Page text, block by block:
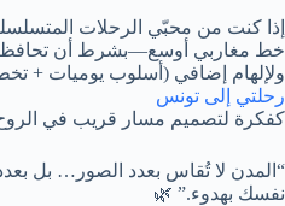
إذا كنت من محبّي الرحلات
خط مغاربي أوسع—بشرط أن تحافظ
ولإلهام إضافي (أسلوب يوميات +
رحلتي إلى تونس
كفكرة لتصميم مسار قريب في
“المدن لا تُقاس بعدد الصور… بل
نفسك بهدوء.” 🌿